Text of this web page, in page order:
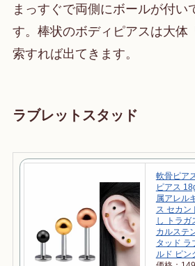
まっすぐで両側にボールが付い
す。棒状のボディピアスは大体
索すれば出てきます。
ラブレットスタッド
軟骨ピア
ピアス
属アレル
ス セカン
し トラガ
カルステ
タッド ラ
ルド ピン